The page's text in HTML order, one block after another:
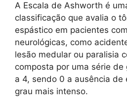
A Escala de Ashworth é
classificação que avalia o
espástico em pacientes
neurológicas, como
lesão medular ou paralisia
composta por uma série
a 4, sendo 0 a ausência
grau mais intenso.